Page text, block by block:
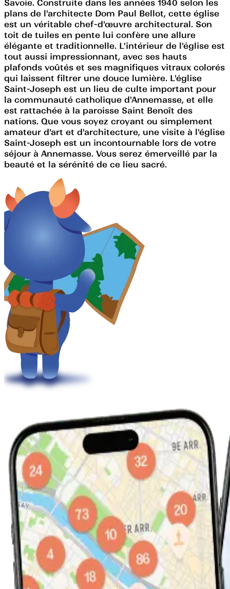
Savoie. Construite dans les années 1940 selon les
plans de l'architecte Dom Paul Bellot, cette église
est un véritable chef-d'œuvre architectural. Son
toit de tuiles en pente lui confère une allure
élégante et traditionnelle. L'intérieur de l'église est
tout aussi impressionnant, avec ses hauts
plafonds voûtés et ses magnifiques vitraux colorés
qui laissent filtrer une douce lumière. L'église
Saint-Joseph est un lieu de culte important pour
la communauté catholique d'Annemasse, et elle
est rattachée à la paroisse Saint Benoît des
nations. Que vous soyez croyant ou simplement
amateur d'art et d'architecture, une visite à l'église
Saint-Joseph est un incontournable lors de votre
séjour à Annemasse. Vous serez émerveillé par la
beauté et la sérénité de ce lieu sacré.